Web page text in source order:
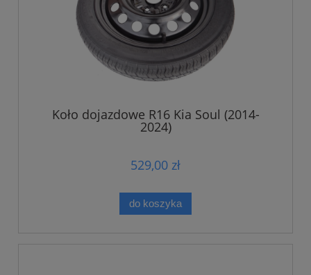
Koło dojazdowe R16 Kia Soul (2014-
2024)
529,00 zł
do koszyka